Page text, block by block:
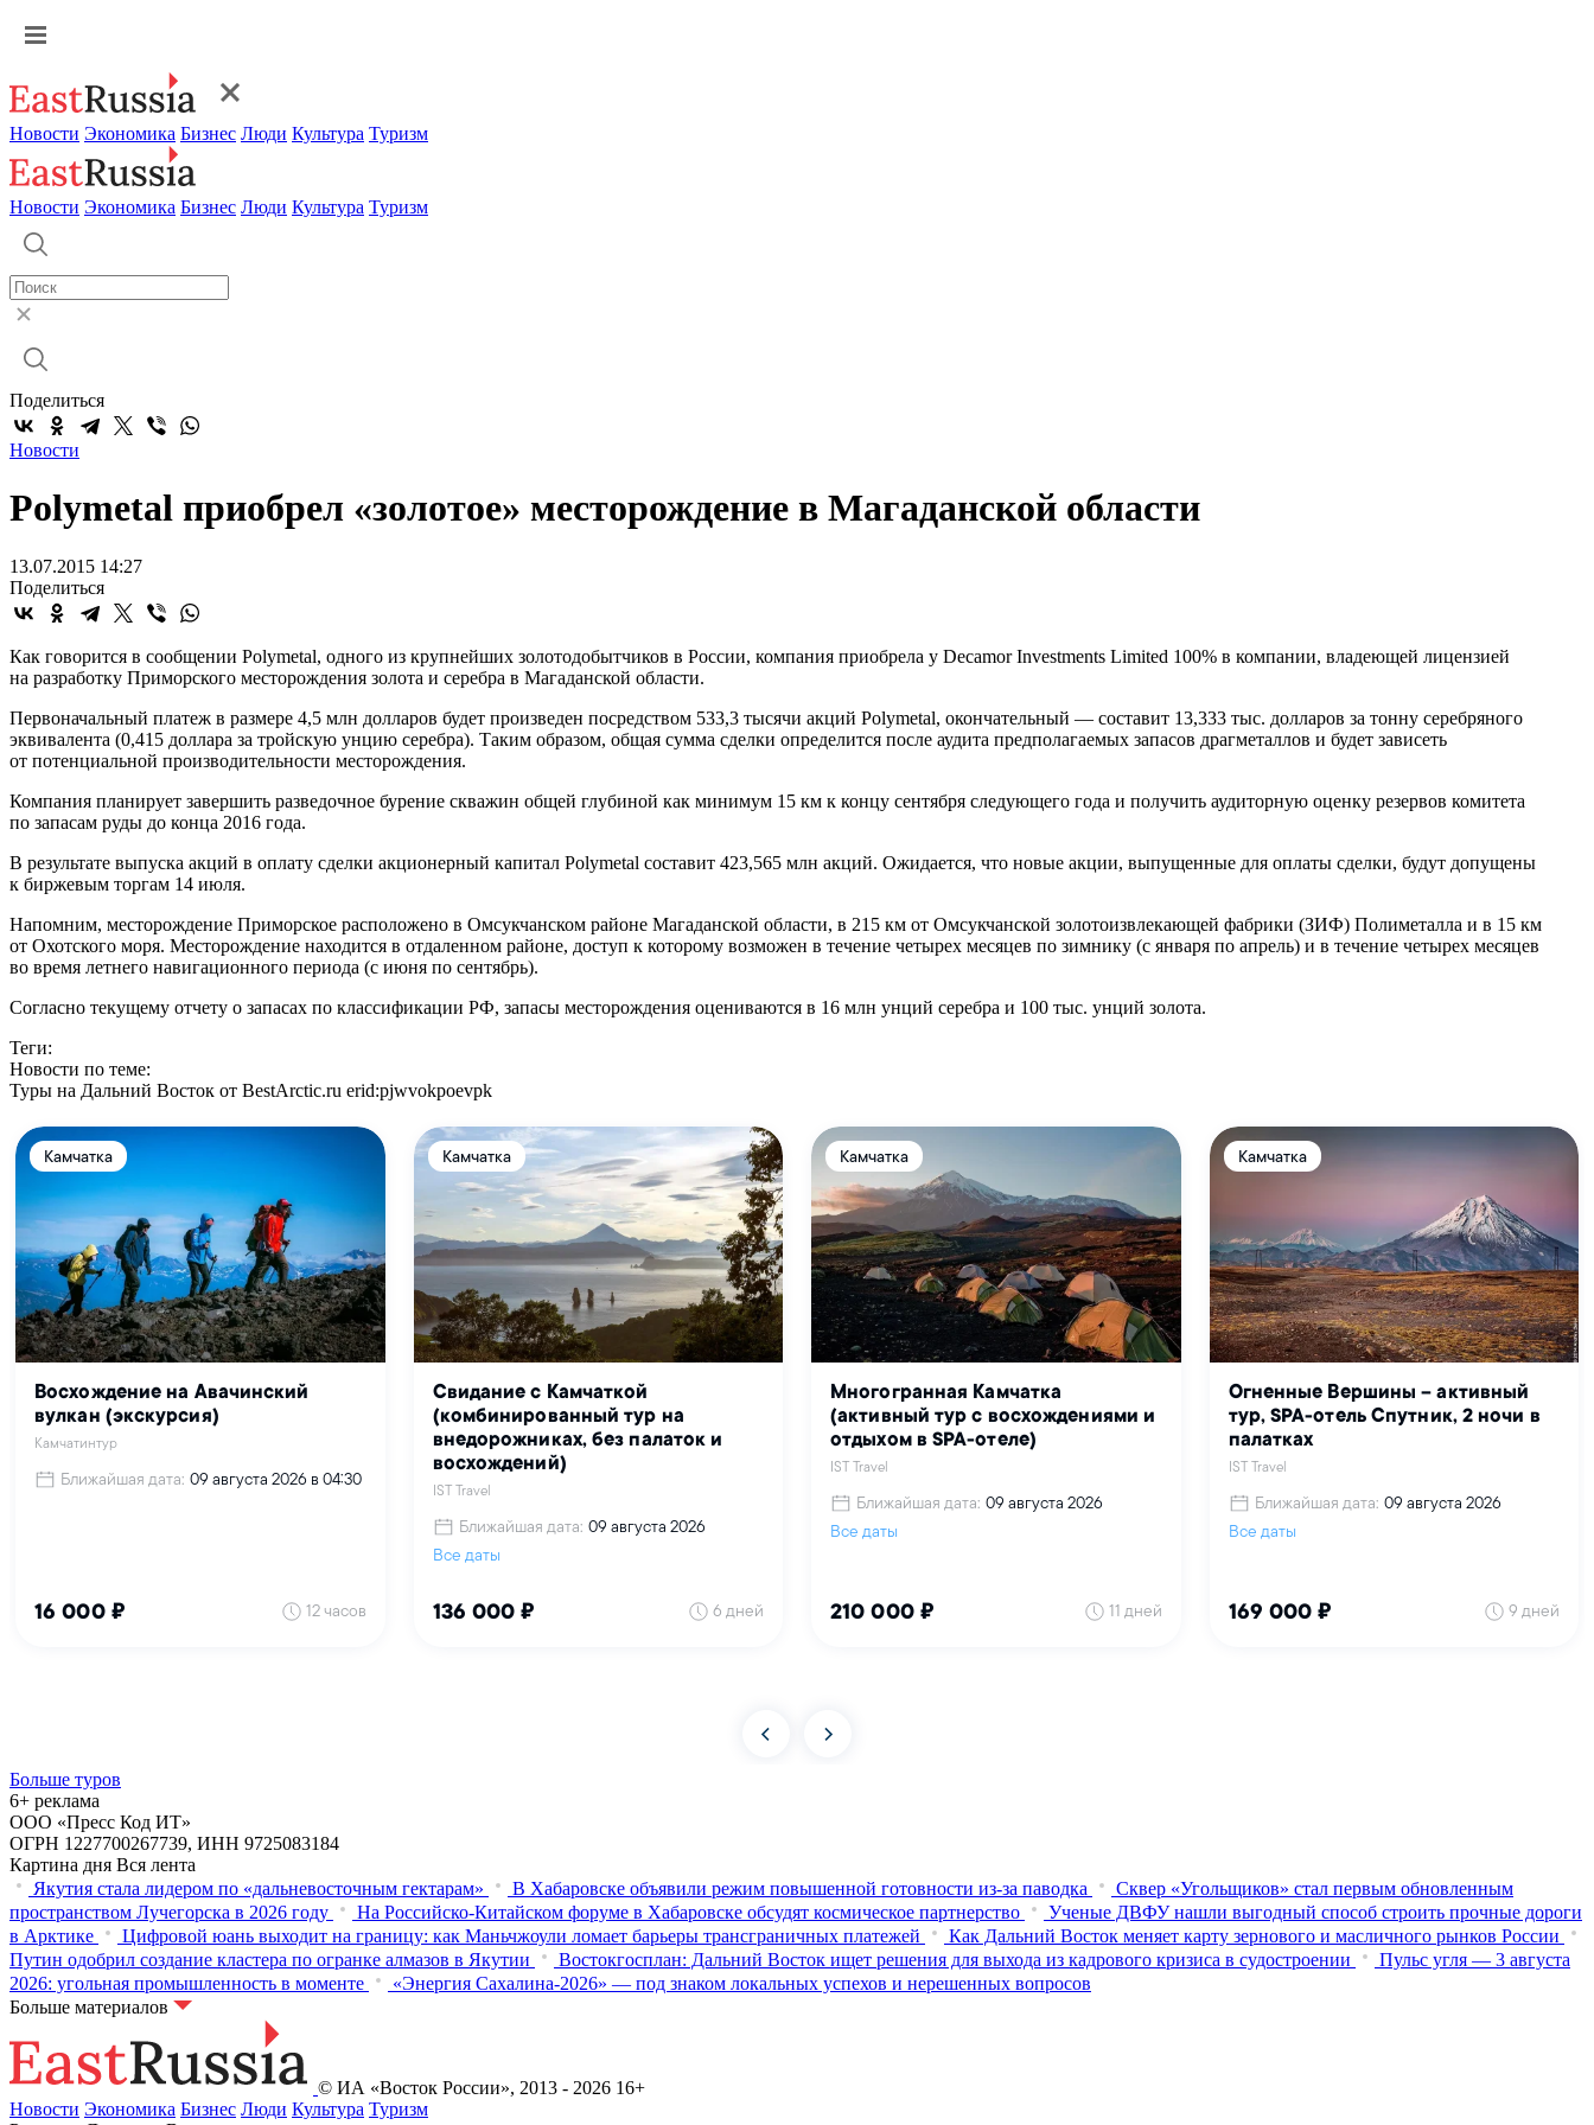
Новости Экономика Бизнес Люди Культура Туризм
Новости Экономика Бизнес Люди Культура Туризм
Поделиться
Новости
Polymetal приобрел «золотое» месторождение в Магаданской области
13.07.2015 14:27
Поделиться
Как говорится в сообщении Polymetal, одного из крупнейших золотодобытчиков в России, компания приобрела у Decamor Investments Limited 100% в компании, владеющей лицензией
на разработку Приморского месторождения золота и серебра в Магаданской области.
Первоначальный платеж в размере 4,5 млн долларов будет произведен посредством 533,3 тысячи акций Polymetal, окончательный — составит 13,333 тыс. долларов за тонну серебряного
эквивалента (0,415 доллара за тройскую унцию серебра). Таким образом, общая сумма сделки определится после аудита предполагаемых запасов драгметаллов и будет зависеть
от потенциальной производительности месторождения.
Компания планирует завершить разведочное бурение скважин общей глубиной как минимум 15 км к концу сентября следующего года и получить аудиторную оценку резервов комитета
по запасам руды до конца 2016 года.
В результате выпуска акций в оплату сделки акционерный капитал Polymetal составит 423,565 млн акций. Ожидается, что новые акции, выпущенные для оплаты сделки, будут допущены
к биржевым торгам 14 июля.
Напомним, месторождение Приморское расположено в Омсукчанском районе Магаданской области, в 215 км от Омсукчанской золотоизвлекающей фабрики (ЗИФ) Полиметалла и в 15 км
от Охотского моря. Месторождение находится в отдаленном районе, доступ к которому возможен в течение четырех месяцев по зимнику (с января по апрель) и в течение четырех месяцев
во время летнего навигационного периода (с июня по сентябрь).
Согласно текущему отчету о запасах по классификации РФ, запасы месторождения оцениваются в 16 млн унций серебра и 100 тыс. унций золота.
Теги:
Новости по теме:
Туры на Дальний Восток от BestArctic.ru erid:pjwvokpoevpk
Больше туров
6+ реклама
ООО «Пресс Код ИТ»
ОГРН 1227700267739, ИНН 9725083184
Картина дня Вся лента
Якутия стала лидером по «дальневосточным гектарам»
В Хабаровске объявили режим повышенной готовности из‑за паводка
Сквер «Угольщиков» стал первым обновленным
пространством Лучегорска в 2026 году
На Российско-Китайском форуме в Хабаровске обсудят космическое партнерство
Ученые ДВФУ нашли выгодный способ строить прочные дороги
в Арктике
Цифровой юань выходит на границу: как Маньчжоули ломает барьеры трансграничных платежей
Как Дальний Восток меняет карту зернового и масличного рынков России
Путин одобрил создание кластера по огранке алмазов в Якутии
Востокгосплан: Дальний Восток ищет решения для выхода из кадрового кризиса в судостроении
Пульс угля — 3 августа
2026: угольная промышленность в моменте
«Энергия Сахалина-2026» — под знаком локальных успехов и нерешенных вопросов
Больше материалов
© ИА «Восток России», 2013 - 2026 16+
Новости Экономика Бизнес Люди Культура Туризм